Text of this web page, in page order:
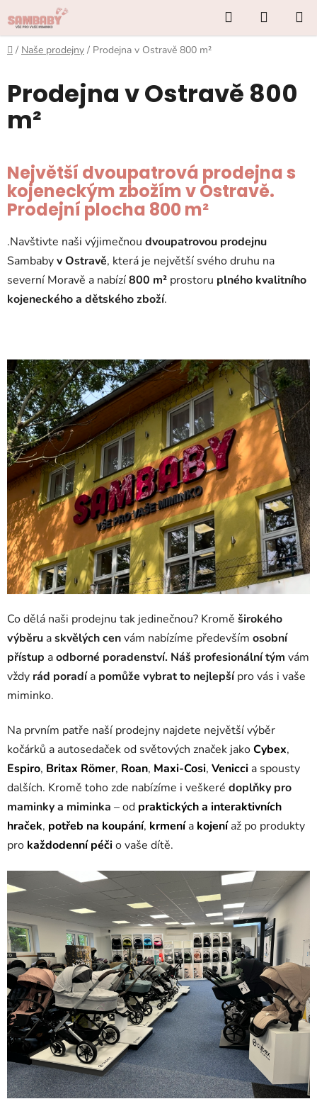
na
obsah
Hledat
KOŠÍK
Domů
/ Naše prodejny / Prodejna v Ostravě 800 m²
Prodejna v Ostravě 800
m²
Největší dvoupatrová prodejna s
kojeneckým zbožím v Ostravě.
Prodejní plocha 800 m²
.Navštivte naši výjimečnou dvoupatrovou prodejnu
Sambabyv Ostravě, která je největší svého druhu na
severní Moravě a nabízí800 m² prostoru plného kvalitního
kojeneckého a dětského zboží.
Co dělá naši prodejnu tak jedinečnou? Kromě širokého
výběru askvělých cenvám nabízíme především osobní
přístup aodborné poradenství. Náš profesionální tým vám
vždy rád poradía pomůže vybrat to nejlepšípro vás i vaše
miminko.
Na prvním patře naší prodejny najdete největší výběr
kočárků a autosedaček od světových značek jakoCybex,
Espiro, Britax Römer, Roan, Maxi-Cosi, Venicci a spousty
dalších. Kromě toho zde nabízíme i veškeré doplňky pro
maminky a miminka – od praktických a interaktivních
hraček, potřeb na koupání, krmenía kojeníaž po produkty
pro každodenní péčio vaše dítě.